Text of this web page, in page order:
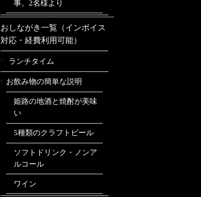
事。2名様より
おしながき一覧（インボイス
対応・経費利用可能）
ランチタイム
お飲み物の簡単な説明
姫路の地酒と焼酎が美味
い
5種類のクラフトビール
ソフトドリンク・ノンア
ルコール
ワイン